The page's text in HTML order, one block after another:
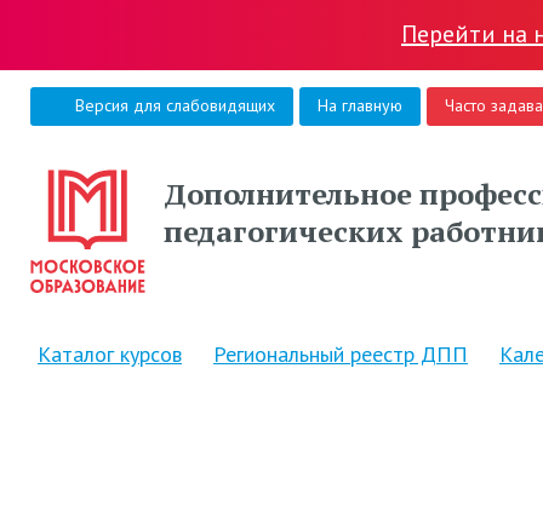
Перейти на
Версия для слабовидящих На главную Часто
Дополнительное
педагогических
Каталог курсов Региональный реестр ДПП